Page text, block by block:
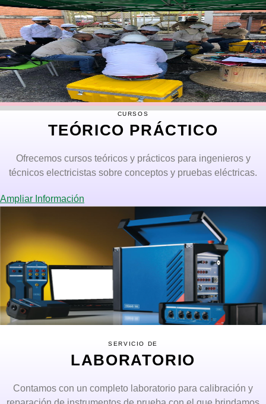
CURSOS
TEÓRICO PRÁCTICO
Ofrecemos cursos teóricos y prácticos para ingenieros y
técnicos electricistas sobre conceptos y pruebas eléctricas.
Ampliar Información
SERVICIO DE
LABORATORIO
Contamos con un completo laboratorio para calibración y